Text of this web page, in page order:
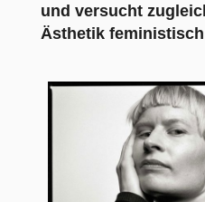
und versucht
Ästhetik